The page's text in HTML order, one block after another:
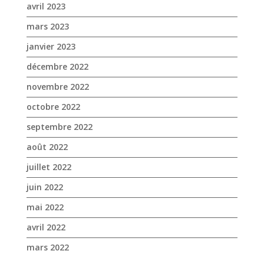
avril 2023
mars 2023
janvier 2023
décembre 2022
novembre 2022
octobre 2022
septembre 2022
août 2022
juillet 2022
juin 2022
mai 2022
avril 2022
mars 2022